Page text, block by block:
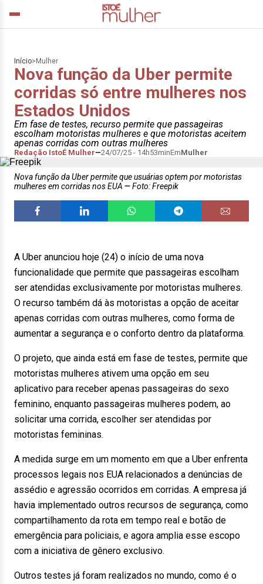
Início> Mulher
Nova função da Uber permite
corridas só entre mulheres nos
Estados Unidos
Em fase de testes, recurso permite que passageiras
escolham motoristas mulheres e que motoristas aceitem
apenas corridas com outras mulheres
Redação IstoÉ Mulher 24/07/25 - 14h53minEmMulher
Nova função da Uber permite que usuárias optem por motoristas
mulheres em corridas nos EUA
Foto: Freepik
A Uber anunciou hoje (24) o início de uma nova
funcionalidade que permite que passageiras escolham
ser atendidas exclusivamente por motoristas mulheres.
O recurso também dá às motoristas a opção de aceitar
apenas corridas com outras mulheres, como forma de
aumentar a segurança e o conforto dentro da plataforma.
O projeto, que ainda está em fase de testes, permite que
motoristas mulheres ativem uma opção em seu
aplicativo para receber apenas passageiras do sexo
feminino, enquanto passageiras mulheres podem, ao
solicitar uma corrida, escolher ser atendidas por
motoristas femininas.
A medida surge em um momento em que a Uber enfrenta
processos legais nos EUA relacionados a denúncias de
assédio e agressão ocorridos em corridas. A empresa já
havia implementado outros recursos de segurança, como
compartilhamento da rota em tempo real e botão de
emergência para policiais, e agora amplia esse escopo
com a iniciativa de gênero exclusivo.
Outros testes já foram realizados no mundo, como é o